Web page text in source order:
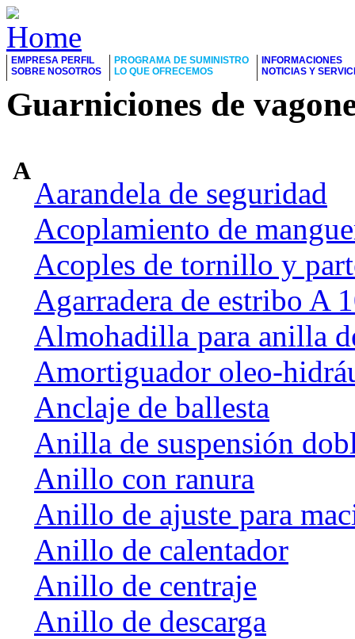
EMPRESA PERFIL
SOBRE NOSOTROS
PROGRAMA DE SUMINISTRO
LO QUE OFRECEMOS
INFORMACIONES
NOTICIAS Y
Guarniciones de
A
Aarandela de seguridad
Acoplamiento de
Acoples de tornillo y
Agarradera de estribo A
Almohadilla para anilla
Amortiguador oleo-
Anclaje de ballesta
Anilla de suspensión
Anillo con ranura
Anillo de ajuste para
Anillo de calentador
Anillo de centraje
Anillo de descarga